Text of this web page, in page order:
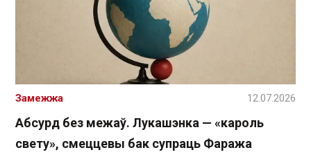
Абсурд без межаў. Лукашэнка — «кароль
свету», смеццевы бак супраць Фаража
Замежжа 12.07.2026